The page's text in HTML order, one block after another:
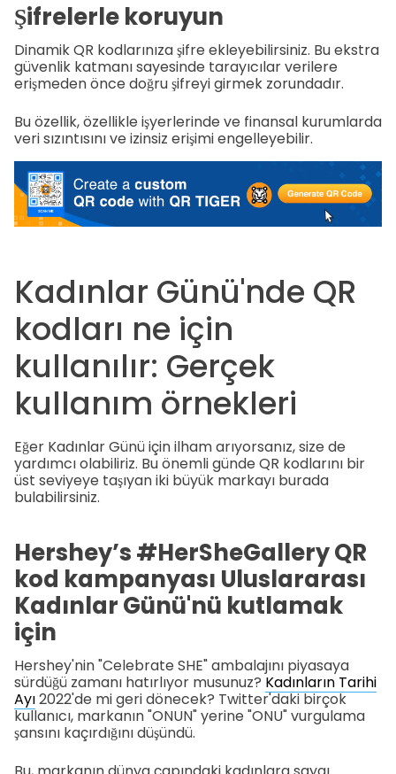
Şifrelerle koruyun
Dinamik QR kodlarınıza şifre ekleyebilirsiniz. Bu ekstra
güvenlik katmanı sayesinde tarayıcılar verilere
erişmeden önce doğru şifreyi girmek zorundadır.
Bu özellik, özellikle işyerlerinde ve finansal kurumlarda
veri sızıntısını ve izinsiz erişimi engelleyebilir.
Kadınlar Günü'nde QR
kodları ne için
kullanılır: Gerçek
kullanım örnekleri
Eğer Kadınlar Günü için ilham arıyorsanız, size de
yardımcı olabiliriz. Bu önemli günde QR kodlarını bir
üst seviyeye taşıyan iki büyük markayı burada
bulabilirsiniz.
Hershey’s #HerSheGallery QR
kod kampanyası Uluslararası
Kadınlar Günü'nü kutlamak
için
Hershey'nin "Celebrate SHE" ambalajını piyasaya
sürdüğü zamanı hatırlıyor musunuz? Kadınların Tarihi
Ayı2022'de mi geri dönecek? Twitter'daki birçok
kullanıcı, markanın "ONUN" yerine "ONU" vurgulama
şansını kaçırdığını düşündü.